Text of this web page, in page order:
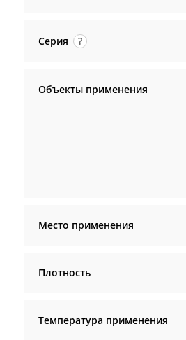
Серия ?
Объекты применения
Место применения
Плотность
Температура применения